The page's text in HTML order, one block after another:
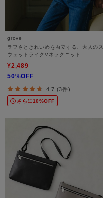
grove
ラフさときれいめを両立する、大人のス
ウェットライクVネックニット
¥2,489
50%OFF
4.7 (3件)
さらに10%OFF